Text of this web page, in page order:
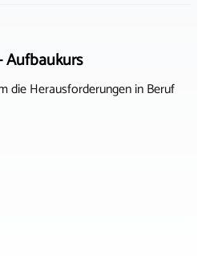
Aufbaukurs
die Herausforderungen in Beruf